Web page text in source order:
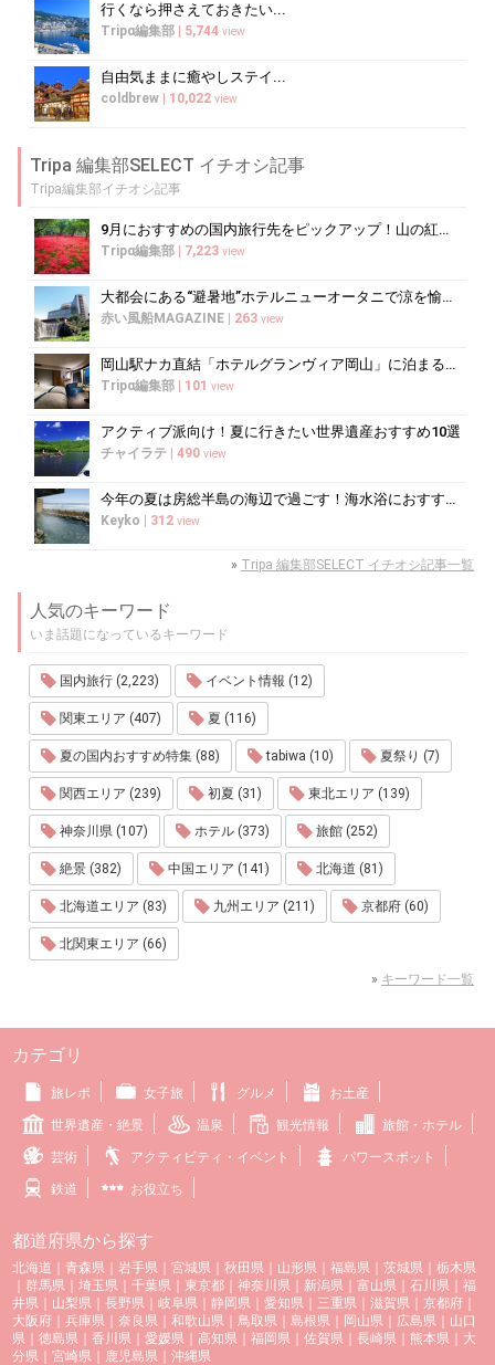
行くなら押さえておきたい...
Tripα編集部 5,744 view
自由気ままに癒やしステイ...
coldbrew 10,022 view
Tripa 編集部SELECT イチオシ記事
Tripa編集部イチオシ記事
9月におすすめの国内旅行先をピックアップ！山の紅葉絶景や果物狩りも
Tripα編集部 7,223 view
大都会にある“避暑地”ホテルニューオータニで涼を愉しむ
赤い風船MAGAZINE 263 view
岡山駅ナカ直結「ホテルグランヴィア岡山」に泊まるべき5つの理由
Tripα編集部 101 view
アクティブ派向け！夏に行きたい世界遺産おすすめ10選
チャイラテ 490 view
今年の夏は房総半島の海辺で過ごす！海水浴におすすめの宿10選
Keyko 312 view
» Tripa 編集部SELECT イチオシ記事一覧
人気のキーワード
いま話題になっているキーワード
国内旅行 (2,223) イベント情報 (12)
関東エリア (407) 夏 (116)
夏の国内おすすめ特集 (88) tabiwa (10) 夏祭り (7)
関西エリア (239) 初夏 (31) 東北エリア (139)
神奈川県 (107) ホテル (373) 旅館 (252)
絶景 (382) 中国エリア (141) 北海道 (81)
北海道エリア (83) 九州エリア (211) 京都府 (60)
北関東エリア (66)
» キーワード一覧
カテゴリ
旅レポ 女子旅 グルメ お土産
世界遺産・絶景 温泉 観光情報 旅館・ホテル
芸術 アクティビティ・イベント パワースポット
鉄道 お役立ち
都道府県から探す
北海道 ｜青森県 ｜岩手県 ｜宮城県 ｜秋田県 山形県 ｜福島県 ｜茨城県 ｜栃木県
群馬県 ｜埼玉県 ｜千葉県 東京都 ｜神奈川県 新潟県 ｜富山県 ｜石川県 ｜福
井県
山梨県 ｜長野県 ｜岐阜県 静岡県 ｜愛知県 三重県 ｜滋賀県 ｜京都府
大阪府 ｜兵庫県 ｜奈良県 ｜和歌山県 ｜鳥取県 ｜島根県 岡山県 広島県
山口
県 ｜徳島県 ｜香川県 ｜愛媛県 ｜高知県 ｜福岡県 ｜佐賀県 ｜長崎県 熊本県
大
分県 ｜宮崎県 鹿児島県 ｜沖縄県